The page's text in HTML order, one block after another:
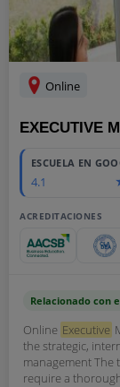
Online
EXECUTIVE
ESCUELA EN
4.1
ACREDITACIONES
Relacionado con
Online Executive
the strategic,
management
require a